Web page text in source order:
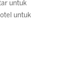
untuk
untuk